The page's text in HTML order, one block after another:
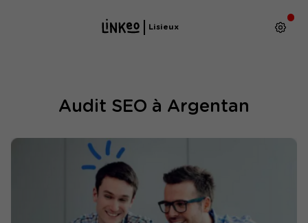
Lisieux
Audit SEO à Argentan